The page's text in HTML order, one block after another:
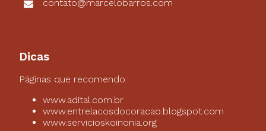
contato@marcelobarros.com
Dicas
Páginas que recomendo:
www.adital.com.br
www.entrelacosdocoracao.blogspot.com
www.servicioskoinonia.org